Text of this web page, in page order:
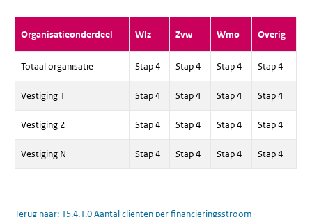
Organisatieonderdeel Wlz Zvw Wmo Overig
Totaal organisatie Stap 4 Stap 4 Stap 4 Stap 4
Vestiging 1 Stap 4 Stap 4 Stap 4 Stap 4
Vestiging 2 Stap 4 Stap 4 Stap 4 Stap 4
Vestiging N Stap 4 Stap 4 Stap 4 Stap 4
Terug naar: 15.4.1.0 Aantal cliënten per financieringsstroom